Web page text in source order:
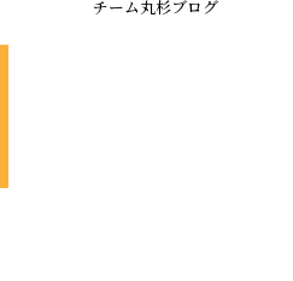
チーム丸杉ブログ